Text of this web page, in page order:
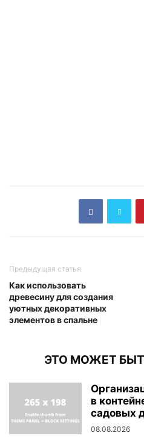
Предыдущая статья
Как использовать
древесину для создания
уютных декоративных
элементов в спальне
ЭТО МОЖЕТ
в
садовых
08.08.2026